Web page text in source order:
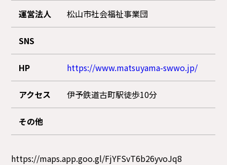
運営法人 松山市社会福祉事業団
SNS
HP https://www.matsuyama-swwo.jp/
アクセス 伊予鉄道古町駅徒歩10分
その他
https://maps.app.goo.gl/FjYFSvT6b26yvoJq8